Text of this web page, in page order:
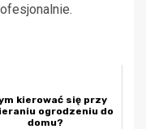
kierować się przy
ogrodzeniu do
domu?